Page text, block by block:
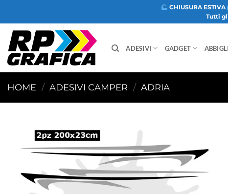
contenuti
CHIUSURA ESTIVA
Tutti
ADESIVI GADGET
HOME / ADESIVI CAMPER / ADRIA